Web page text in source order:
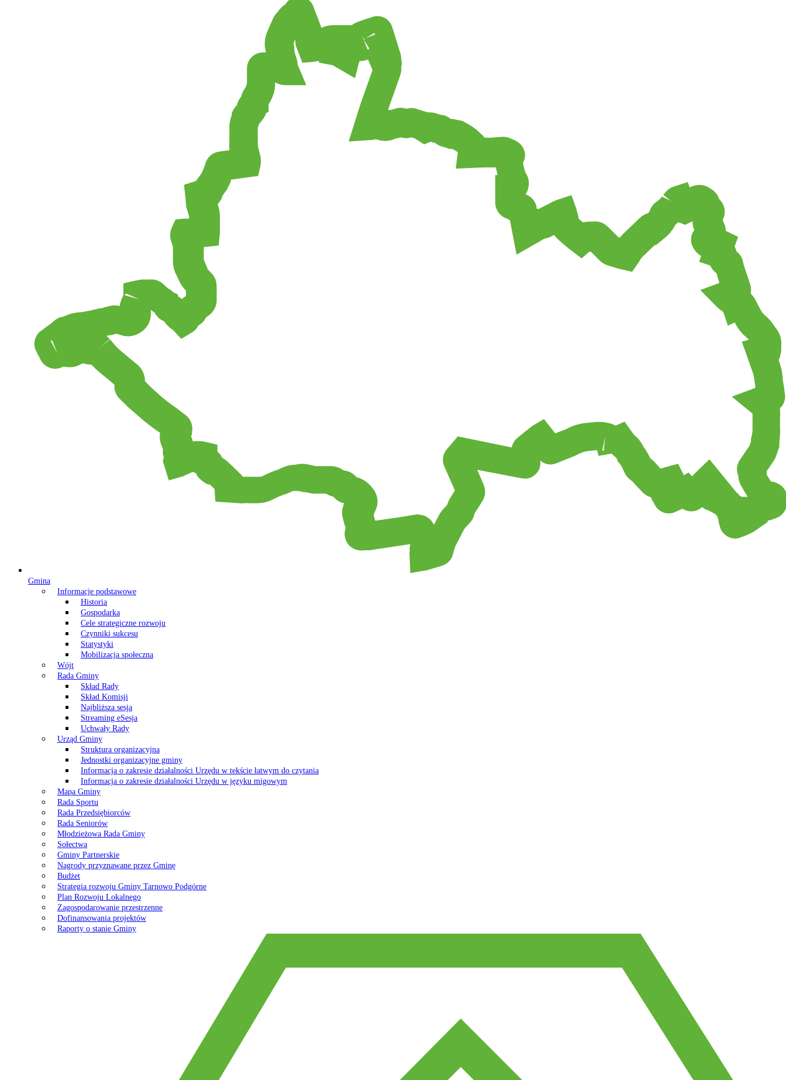
Gmina
Informacje podstawowe
Historia
Gospodarka
Cele strategiczne rozwoju
Czynniki sukcesu
Statystyki
Mobilizacja społeczna
Wójt
Rada Gminy
Skład Rady
Skład Komisji
Najbliższa sesja
Streaming eSesja
Uchwały Rady
Urząd Gminy
Struktura organizacyjna
Jednostki organizacyjne gminy
Informacja o zakresie działalności Urzędu w tekście łatwym do czytania
Informacja o zakresie działalności Urzędu w języku migowym
Mapa Gminy
Rada Sportu
Rada Przedsiębiorców
Rada Seniorów
Młodzieżowa Rada Gminy
Sołectwa
Gminy Partnerskie
Nagrody przyznawane przez Gminę
Budżet
Strategia rozwoju Gminy Tarnowo Podgórne
Plan Rozwoju Lokalnego
Zagospodarowanie przestrzenne
Dofinansowania projektów
Raporty o stanie Gminy